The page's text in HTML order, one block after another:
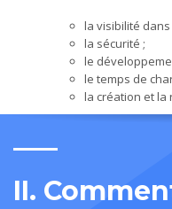
la visibilité
la sécurité ;
le
le temps de
la création et la
II.